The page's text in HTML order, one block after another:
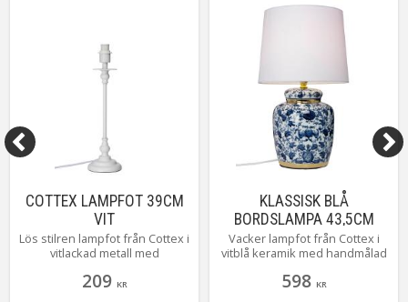
COTTEX LAMPFOT 39CM
VIT
Lös stilren lampfot från Cottex i
vitlackad metall med
cm hög. En strålande basfot
209 KR
KLASSISK BLÅ
BORDSLAMPA 43,5CM
BLÅ/VIT
Vacker lampfot från Cottex i
vitblå keramik med handmålad
tydligt inspirerats av antikt
598 KR